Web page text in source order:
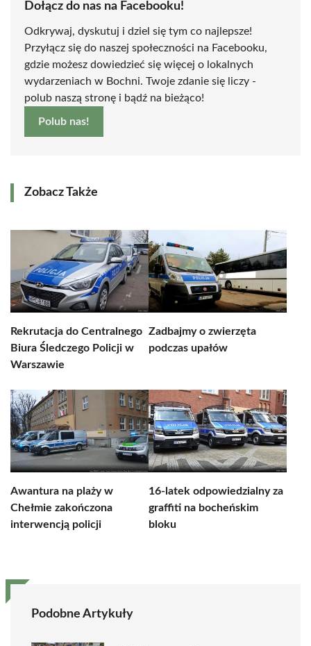
Dołącz do nas na Facebooku!
Odkrywaj, dyskutuj i dziel się tym co najlepsze!
Przyłącz się do naszej społeczności na Facebooku,
gdzie możesz dowiedzieć się więcej o lokalnych
wydarzeniach w Bochni. Twoje zdanie się liczy -
polub naszą stronę i bądź na bieżąco!
Polub nas!
Zobacz Także
Rekrutacja do Centralnego
Biura Śledczego Policji w
Warszawie
Zadbajmy o zwierzęta
podczas upałów
Awantura na plaży w
Chełmie zakończona
interwencją policji
16-latek odpowiedzialny za
graffiti na bocheńskim
bloku
Podobne Artykuły